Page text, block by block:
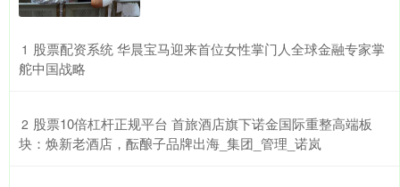
1 ​股票配资系统 华晨宝马迎来首位女性掌门人全球金融专家掌
舵中国战略
2 ​股票10倍杠杆正规平台 首旅酒店旗下诺金国际重整高端板
块：焕新老酒店，酝酿子品牌出海_集团_管理_诺岚